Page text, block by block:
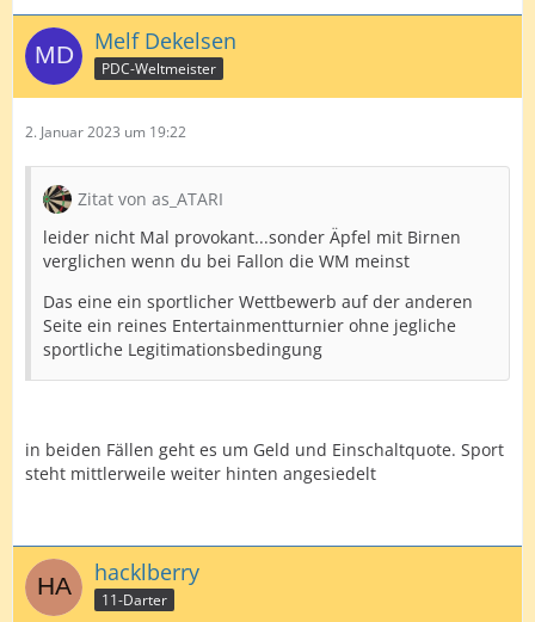
Melf Dekelsen
PDC-Weltmeister
2. Januar 2023 um 19:22
Zitat von as_ATARI
leider nicht Mal provokant...sonder Äpfel mit Birnen
verglichen wenn du bei Fallon die WM meinst
Das eine ein sportlicher Wettbewerb auf der anderen
Seite ein reines Entertainmentturnier ohne jegliche
sportliche Legitimationsbedingung
in beiden Fällen geht es um Geld und Einschaltquote. Sport
steht mittlerweile weiter hinten angesiedelt
hacklberry
11-Darter